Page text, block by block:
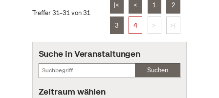
Treffer 31–31 von 31
|< < 1 2
3 4 > >|
Suche in Veranstaltungen
Suchen
Zeitraum wählen